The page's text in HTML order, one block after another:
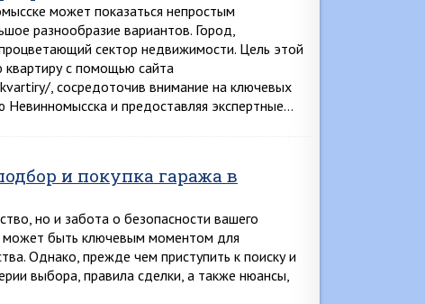
может показаться непростым
разнообразие вариантов. Город,
сектор недвижимости. Цель этой
с помощью сайта
, сосредоточив внимание на ключевых
и предоставляя экспертные…
и покупка гаража в
но и забота о безопасности вашего
может быть ключевым моментом для
Однако, прежде чем приступить к поиску и
выбора, правила сделки, а также нюансы,